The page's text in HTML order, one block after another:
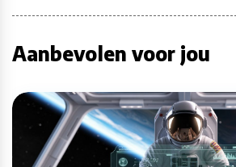
Aanbevolen voor jou